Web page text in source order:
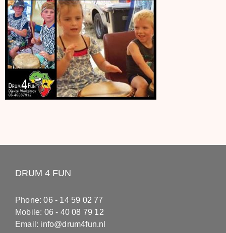
DRUM 4 FUN
Phone:06 - 14 59 02 77
Mobile: 06 - 40 08 79 12
Email: info@drum4fun.nl